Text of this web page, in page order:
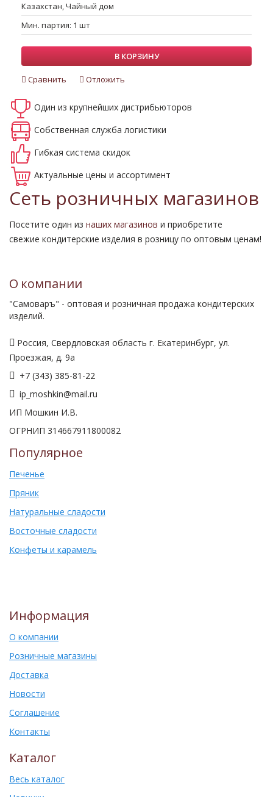
Казахстан, Чайный дом
Мин. партия: 1 шт
В КОРЗИНУ
Сравнить Отложить
Один из крупнейших дистрибьюторов
Собственная служба логистики
Гибкая система скидок
Актуальные цены и ассортимент
Сеть розничных магазинов
Посетите один из наших магазинов и приобретите
свежие кондитерские изделия в розницу по оптовым ценам!
О компании
"Самоваръ" - оптовая и розничная продажа кондитерских
изделий.
Россия, Свердловская область г. Екатеринбург, ул.
Проезжая, д. 9а
+7 (343) 385-81-22
ip_moshkin@mail.ru
ИП Мошкин И.В.
ОГРНИП 314667911800082
Популярное
Печенье
Пряник
Натуральные сладости
Восточные сладости
Конфеты и карамель
Информация
О компании
Розничные магазины
Доставка
Новости
Соглашение
Контакты
Каталог
Весь каталог